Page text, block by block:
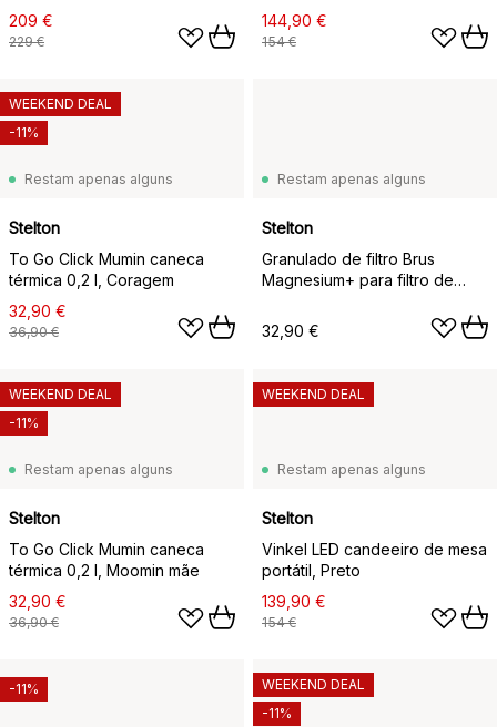
209 €
229 €
144,90 €
154 €
Restam apenas alguns
Stelton
To Go Click Mumin caneca
térmica 0,2 l, Coragem
32,90 €
36,90 €
WEEKEND DEAL
-11%
Restam apenas alguns
Stelton
Granulado de filtro Brus
Magnesium+ para filtro de
32,90 €
Restam apenas alguns
Stelton
To Go Click Mumin caneca
térmica 0,2 l, Moomin mãe
32,90 €
36,90 €
WEEKEND DEAL
-11%
Restam apenas alguns
Stelton
Vinkel LED candeeiro de mesa
portátil, Preto
139,90 €
154 €
WEEKEND DEAL
-11%
WEEKEND DEAL
-11%